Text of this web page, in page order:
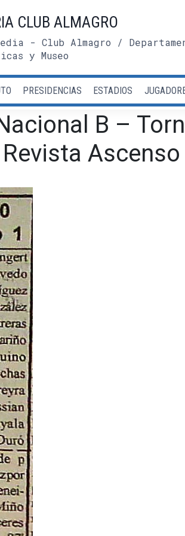
CLUB ALMAGRO
- Club Almagro /
y Museo
PRESIDENCIAS ESTADIOS
B –